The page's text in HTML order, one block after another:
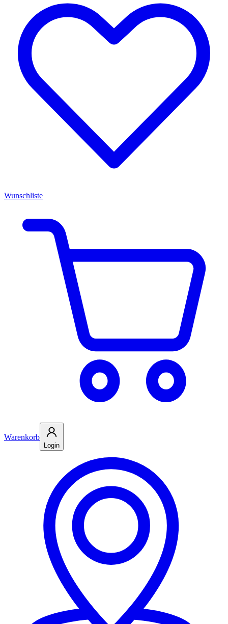
Wunschliste
Warenkorb
Login